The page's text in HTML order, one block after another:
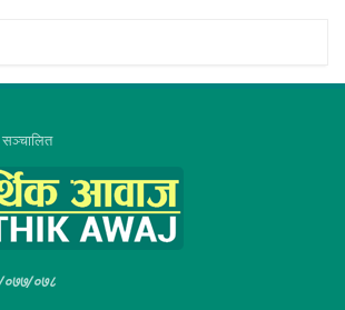
सञ्चालित
०७८